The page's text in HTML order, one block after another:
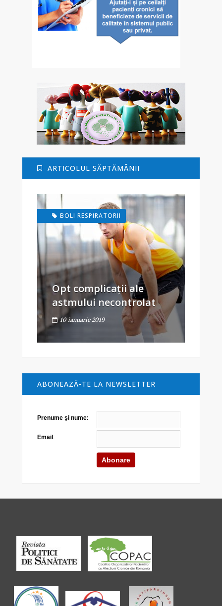
ARTICOLUL SĂPTĂMÂNII
BOLI RESPIRATORII
Opt complicații ale
astmului necontrolat
10 ianuarie 2019
ABONEAZĂ-TE LA NEWSLETTER
Prenume şi nume:
Email :